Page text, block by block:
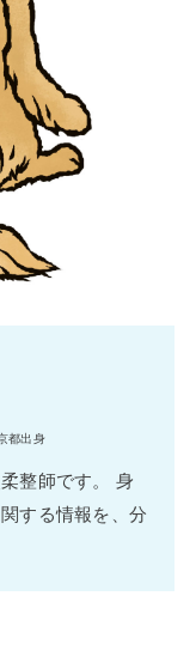
都出身
整師です。 身
する情報を、分